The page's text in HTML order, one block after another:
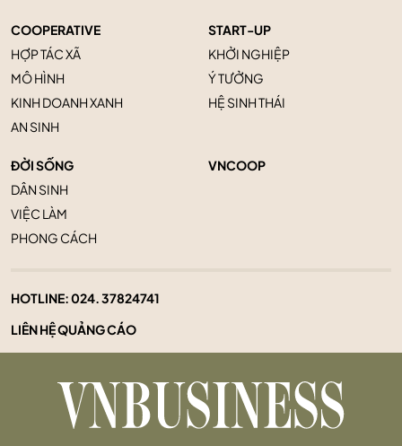
COOPERATIVE
HỢP TÁC XÃ
MÔ HÌNH
KINH DOANH XANH
AN SINH
START-UP
KHỞI NGHIỆP
Ý TƯỞNG
HỆ SINH THÁI
ĐỜI SỐNG
DÂN SINH
VIỆC LÀM
PHONG CÁCH
VNCOOP
HOTLINE:024. 37824741
LIÊN HỆ QUẢNG CÁO